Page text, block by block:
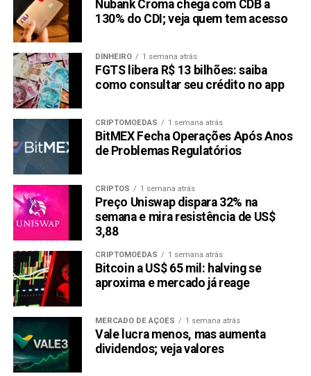
Nubank Croma chega com CDB a
130% do CDI; veja quem tem acesso
DINHEIRO 1 semana atrás
FGTS libera R$ 13 bilhões: saiba
como consultar seu crédito no app
CRIPTOMOEDAS 1 semana atrás
BitMEX Fecha Operações Após Anos
de Problemas Regulatórios
CRIPTOS 1 semana atrás
Preço Uniswap dispara 32% na
semana e mira resistência de US$
3,88
CRIPTOMOEDAS 1 semana atrás
Bitcoin a US$ 65 mil: halving se
aproxima e mercado já reage
MERCADO DE AÇÕES 1 semana atrás
Vale lucra menos, mas aumenta
dividendos; veja valores